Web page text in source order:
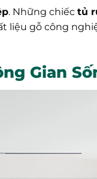
. Những chiếc tủ
liệu gỗ công
Gian